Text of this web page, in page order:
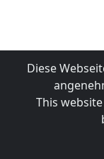
Diese
This